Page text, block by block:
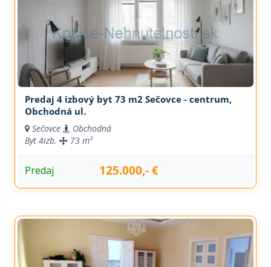
Predaj 4 izbový byt 73 m2 Sečovce - centrum,
Obchodná ul.
Sečovce
Obchodná
Byt 4izb. 73 m²
Predaj 125.000,- €